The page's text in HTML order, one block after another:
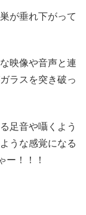
が垂れ下がって
映像や音声と連
ラスを突き破っ
足音や囁くよう
うな感覚になる
ー！！！